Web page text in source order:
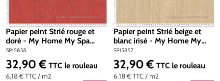
Papier peint Strié rouge et
doré - My Home My Spa
d'A.S. Création | Réf.
SP15858
SP15858
6,18 €TTC / m2
Prix régulier :
32,90 € TTC le rouleau
Papier peint Strié beige et
blanc irisé - My Home My
Spa d'A.S. Création | Réf.
SP15857
SP15857
6,18 €TTC / m2
Prix régulier :
32,90 € TTC le rouleau